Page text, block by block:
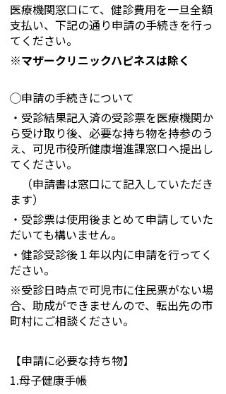
医療機関窓口にて、健診費用を一旦全額
支払い、下記の通り申請の手続きを行っ
てください。
※マザークリニックハピネスは除く
◯申請の手続きについて
・受診結果記入済の受診票を医療機関か
ら受け取り後、必要な持ち物を持参のう
え、可児市役所健康増進課窓口へ提出し
てください。
（申請書は窓口にて記入していただき
ます）
・受診票は使用後まとめて申請していた
だいても構いません。
・健診受診後１年以内に申請を行ってく
ださい。
※受診日時点で可児市に住民票がない場
合、助成ができませんので、転出先の市
町村にご相談ください。
【申請に必要な持ち物】
1.母子健康手帳